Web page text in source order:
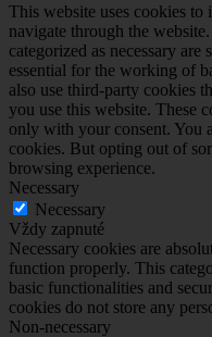
This website uses cookies
navigate through the
categorized as necessary
essential for the working of
also use third-party cookies
you use this website. These
only with your consent. You
cookies. But opting out of
browsing experience.
Necessary
Necessary
Vždy zapnuté
Necessary cookies are
function properly. This
basic functionalities and
cookies do not store any
Non-necessary